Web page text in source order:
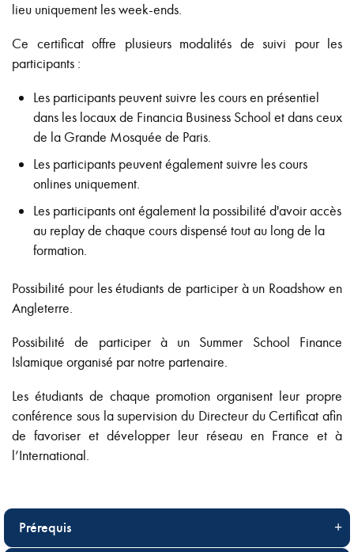
lieu uniquement les week-ends.
Ce certificat offre plusieurs modalités de suivi pour les
participants :
Les participants peuvent suivre les cours en présentiel
dans les locaux de Financia Business School et dans ceux
de la Grande Mosquée de Paris.
Les participants peuvent également suivre les cours
onlines uniquement.
Les participants ont également la possibilité d'avoir accès
au replay de chaque cours dispensé tout au long de la
formation.
Possibilité pour les étudiants de participer à un Roadshow en
Angleterre.
Possibilité de participer à un Summer School Finance
Islamique organisé par notre partenaire.
Les étudiants de chaque promotion organisent leur propre
conférence sous la supervision du Directeur du Certificat afin
de favoriser et développer leur réseau en France et à
l’International.
Prérequis